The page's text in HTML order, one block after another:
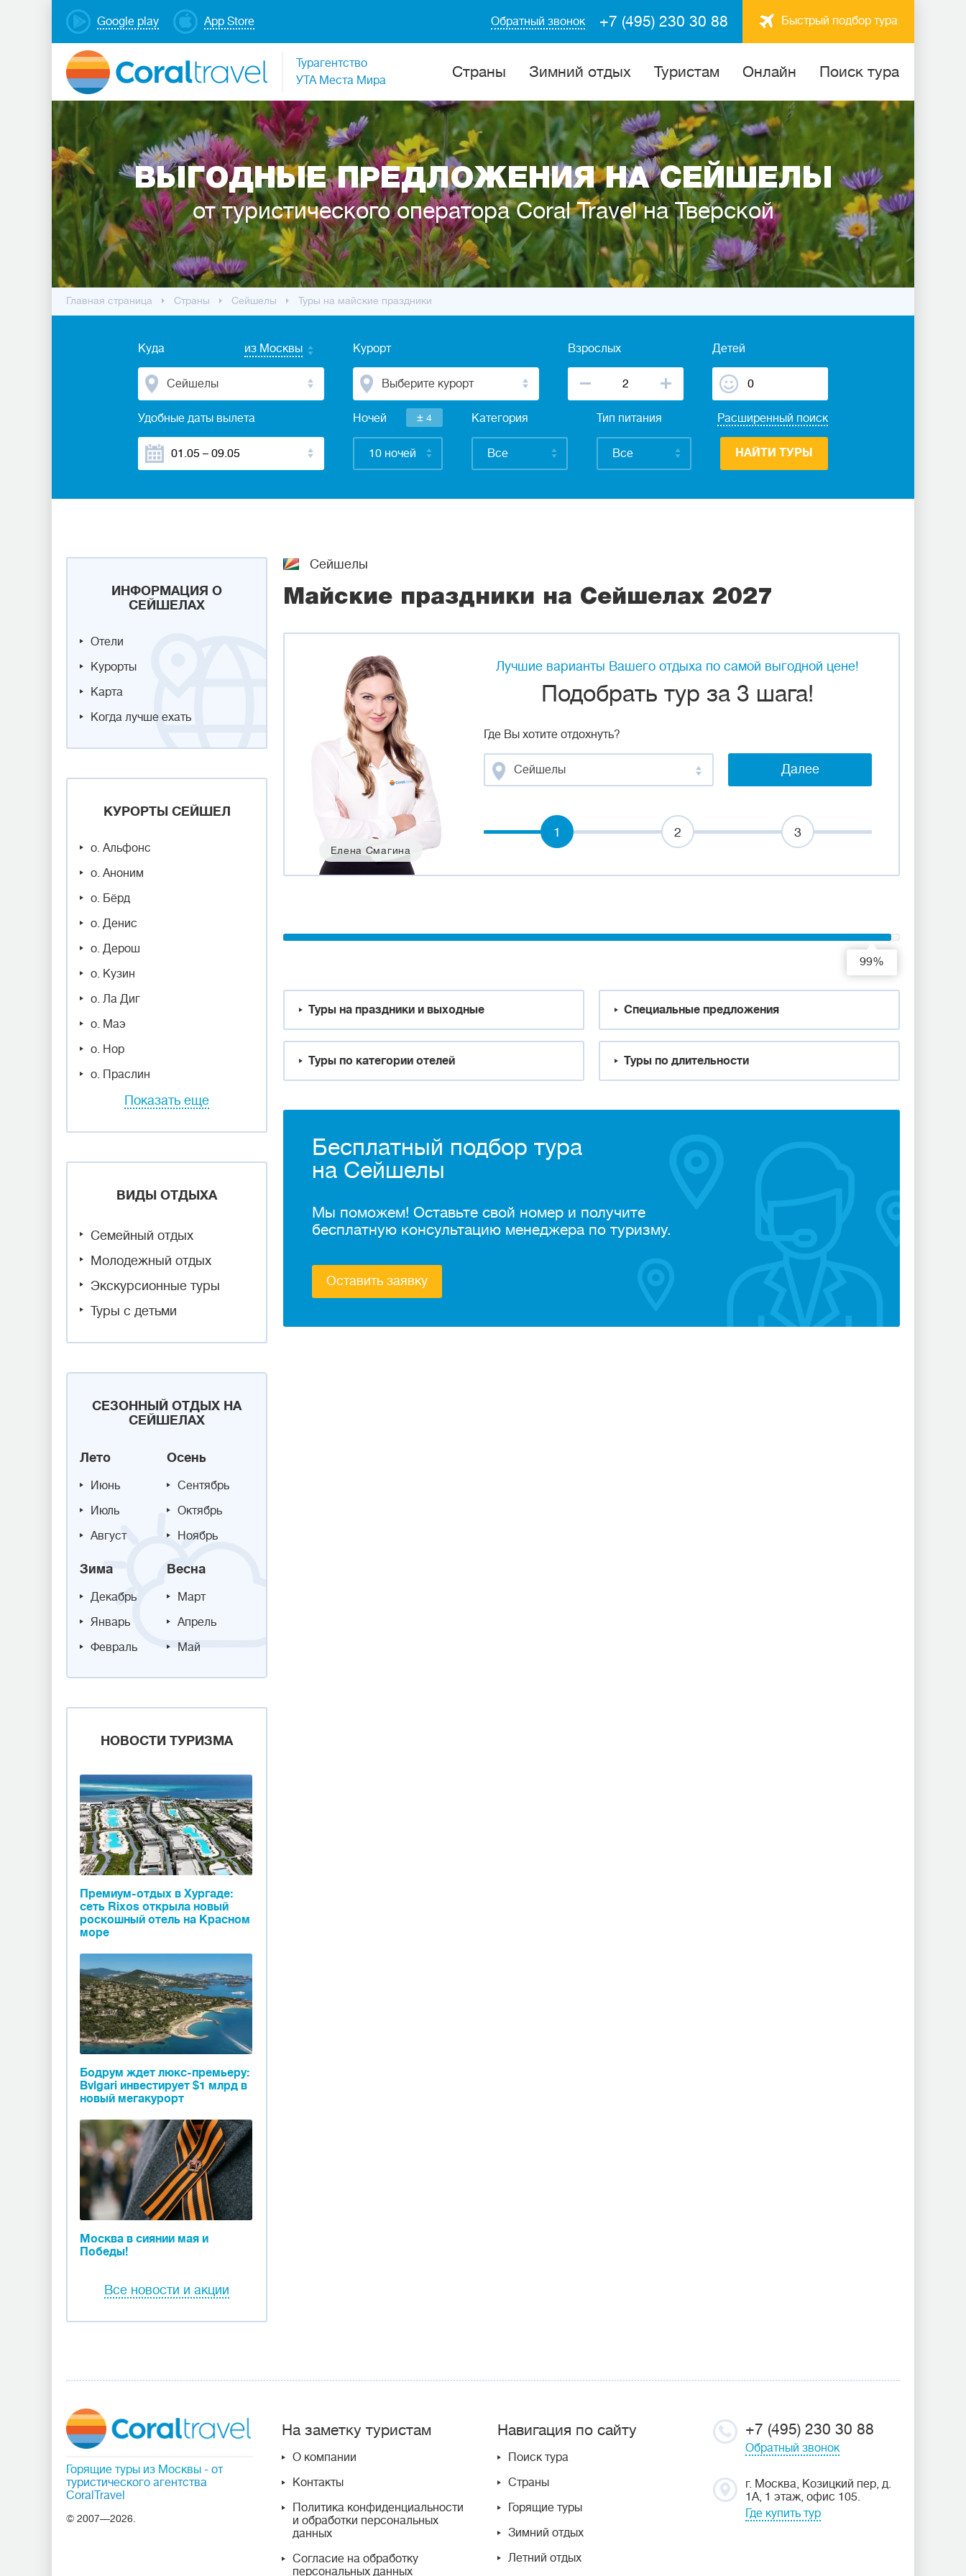
Google play App Store Быстрый подбор тура
+7 (495) 230 30 88
Обратный звонок
Турагентство
УТА Места Мира
Cтраны Зимний отдых Туристам Онлайн Поиск тура
ВЫГОДНЫЕ ПРЕДЛОЖЕНИЯ НА СЕЙШЕЛЫ
от туристического оператора Coral Travel на Тверской
Главная страница Cтраны Сейшелы Туры на майские праздники
Куда из Москвы
Сейшелы
Курорт
Выберите курорт
Взрослых Детей
Удобные даты вылета Ночей ±4
10 ночей
Категория
Все
Тип питания
Все
Расширенный поиск
НАЙТИ ТУРЫ
ИНФОРМАЦИЯ О
СЕЙШЕЛАХ
Отели
Курорты
Карта
Когда лучше ехать
КУРОРТЫ СЕЙШЕЛ
о. Альфонс
о. Аноним
о. Бёрд
о. Денис
о. Дерош
о. Кузин
о. Ла Диг
о. Маэ
о. Нор
о. Праслин
Показать еще
ВИДЫ ОТДЫХА
Семейный отдых
Молодежный отдых
Экскурсионные туры
Туры с детьми
СЕЗОННЫЙ ОТДЫХ НА
СЕЙШЕЛАХ
Лето
Июнь
Июль
Август
Осень
Сентябрь
Октябрь
Ноябрь
Зима
Декабрь
Январь
Февраль
Весна
Март
Апрель
Май
НОВОСТИ ТУРИЗМА
Премиум-отдых в Хургаде:
сеть Rixos открыла новый
роскошный отель на Красном
море
Бодрум ждет люкс-премьеру:
Bvlgari инвестирует $1 млрд в
новый мегакурорт
Москва в сиянии мая и
Победы!
Все новости и акции
Сейшелы
Майские праздники на Сейшелах 2027
Елена Смагина
Лучшие варианты Вашего отдыха по самой выгодной цене!
Подобрать тур за 3 шага!
Где Вы хотите отдохнуть?
Сейшелы Далее
1 2 3
99%
Туры на праздники и выходные Специальные предложения
Туры по категории отелей Туры по длительности
Бесплатный подбор тура
на Сейшелы
Мы поможем! Оставьте свой номер и получите
бесплатную консультацию менеджера по туризму.
Оставить заявку
Горящие туры из Москвы - от
туристического агентства
CoralTravel
© 2007—2026.
На заметку туристам
О компании
Контакты
Политика конфиденциальности
и обработки персональных
данных
Согласие на обработку
персональных данных
Навигация по сайту
Поиск тура
Страны
Горящие туры
Зимний отдых
Летний отдых
+7 (495) 230 30 88
Обратный звонок
г. Москва, Козицкий пер, д.
1А, 1 этаж, офис 105.
Где купить тур